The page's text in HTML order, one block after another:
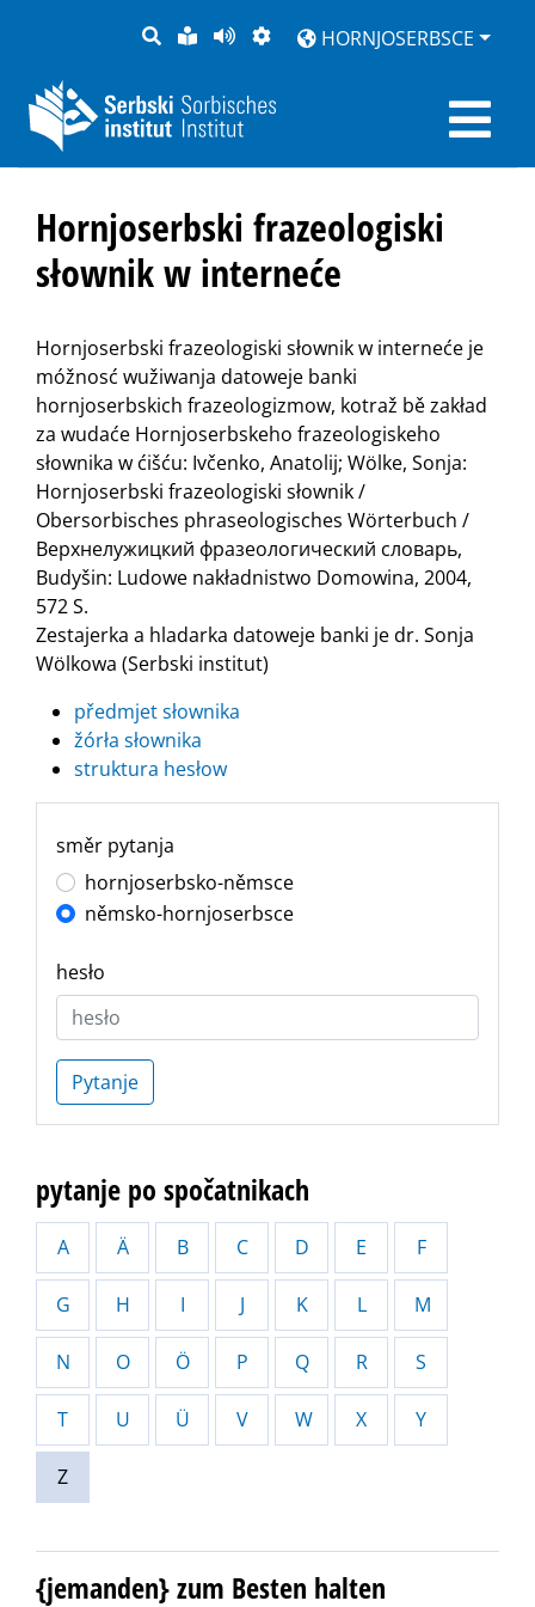
PYTANJE
LOCHKA
RĚČ
STRONU
PŘEDČITAĆ
ZWOBRAZNJENJE
HORNJOSERBSCE
Hornjoserbski frazeologiski
słownik w interneće
Hornjoserbski frazeologiski słownik w interneće je
móžnosć wužiwanja datoweje banki
hornjoserbskich frazeologizmow, kotraž bě zakład
za wudaće Hornjoserbskeho frazeologiskeho
słownika w ćišću: Ivčenko, Anatolij; Wölke, Sonja:
Hornjoserbski frazeologiski słownik /
Obersorbisches phraseologisches Wörterbuch /
Верхнелужицкий фразеологический словарь,
Budyšin: Ludowe nakładnistwo Domowina, 2004,
572 S.
Zestajerka a hladarka datoweje banki je dr. Sonja
Wölkowa (Serbski institut)
předmjet słownika
žórła słownika
struktura hesłow
směr pytanja
hornjoserbsko-němsce
němsko-hornjoserbsce
hesło
Pytanje
pytanje po spočatnikach
A Ä B C D E F
G H I J K L M
N O Ö P Q R S
T U Ü V W X Y
Z
{jemanden} zum Besten halten